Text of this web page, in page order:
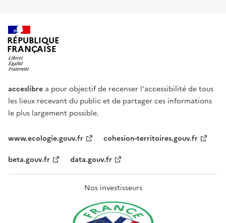
RÉPUBLIQUE
FRANÇAISE
acceslibre a pour objectif de recenser l'accessibilité de tous
les lieux recevant du public et de partager ces informations
le plus largement possible.
www.ecologie.gouv.fr
cohesion-territoires.gouv.fr
beta.gouv.fr
data.gouv.fr
Nos investisseurs